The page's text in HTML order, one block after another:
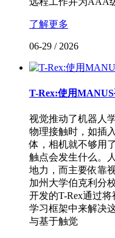
了解更多
06-29 / 2026
T-Rex:使用
视觉推动了机器人
物理接触时，如插
体，相机就不够用
触点会发生什么。
地力，而主要依靠
加州大学伯克利分
开发的T-Rex通过
学习框架中来解决
与基于触觉